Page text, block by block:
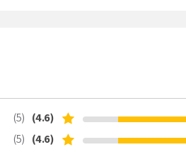
(4.6)
(5)
(4.6)
(5)